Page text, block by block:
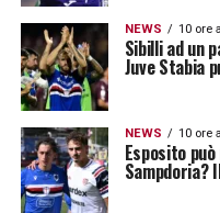
casalinghe
anche il Derby
in termini di calore
dalla tifoseria
invece superato
compensando con
NEWS 10 ore
Sibilli ad un
Juve Stabia
NEWS 10 ore
Esposito